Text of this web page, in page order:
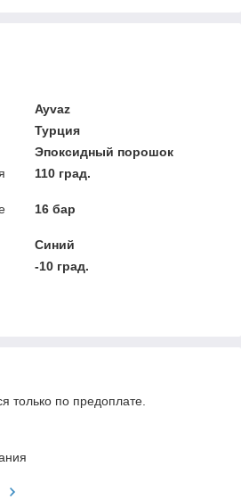
Ayvaz
Турция
Эпоксидный порошок
110 град.
16 бар
Синий
-10 град.
только по предоплате.